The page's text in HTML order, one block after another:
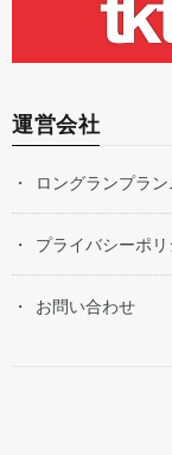
運営会社
ロングランプラ
プライバシーポリ
お問い合わせ